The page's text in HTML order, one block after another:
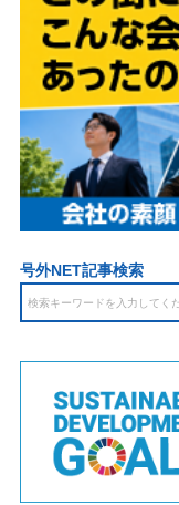
号外NET記事検索